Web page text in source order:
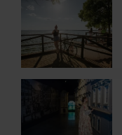
Hedendaagse
Kunst
in
Valencia
de
fiets
van
L'Albufera
Tentoonstelling